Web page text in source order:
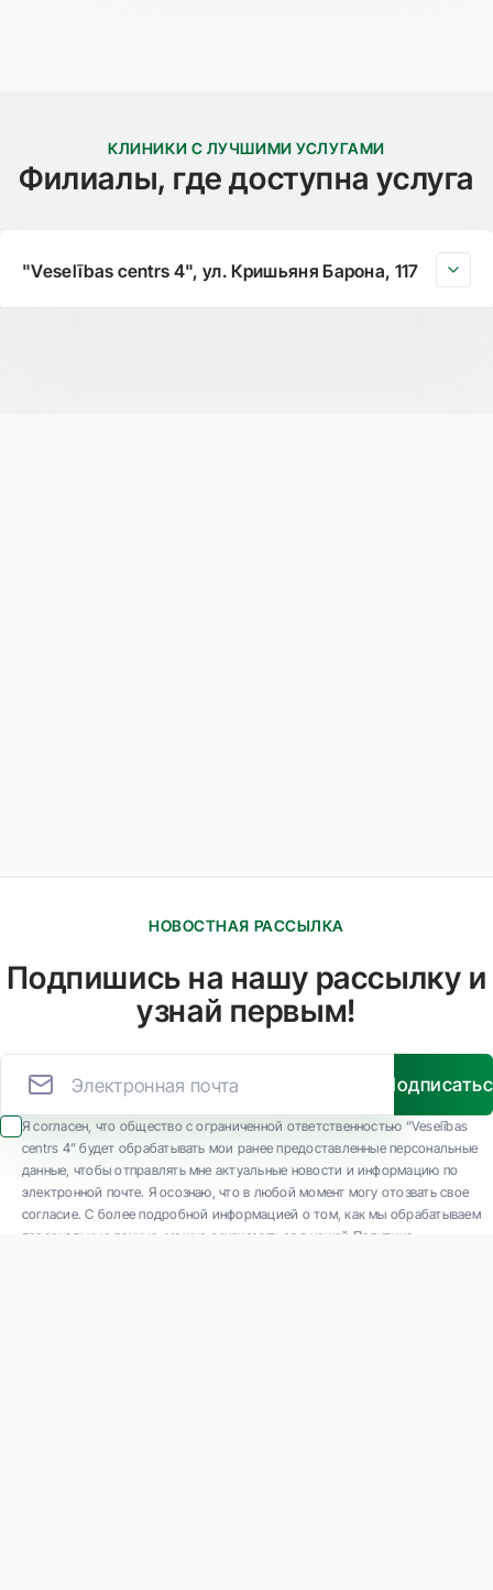
КЛИНИКИ С ЛУЧШИМИ УСЛУГАМИ
Филиалы, где доступна услуга
"Veselības centrs 4", ул. Кришьяня Барона, 117
НОВОСТНАЯ РАССЫЛКА
Подпишись на нашу рассылку и
узнай первым!
Я согласен, что общество с ограниченной ответственностью “Veselības
centrs 4” будет обрабатывать мои ранее предоставленные персональные
данные, чтобы отправлять мне актуальные новости и информацию по
электронной почте. Я осознаю, что в любой момент могу отозвать свое
согласие. С более подробной информацией о том, как мы обрабатываем
персональные данные, можно ознакомиться в нашей Политике